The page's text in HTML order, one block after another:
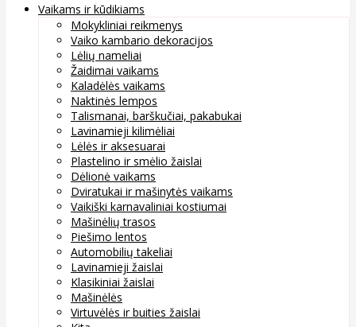
Vaikams ir kūdikiams
Mokykliniai reikmenys
Vaiko kambario dekoracijos
Lėlių nameliai
Žaidimai vaikams
Kaladėlės vaikams
Naktinės lempos
Talismanai, barškučiai, pakabukai
Lavinamieji kilimėliai
Lėlės ir aksesuarai
Plastelino ir smėlio žaislai
Dėlionė vaikams
Dviratukai ir mašinytės vaikams
Vaikiški karnavaliniai kostiumai
Mašinėlių trasos
Piešimo lentos
Automobilių takeliai
Lavinamieji žaislai
Klasikiniai žaislai
Mašinėlės
Virtuvėlės ir buities žaislai